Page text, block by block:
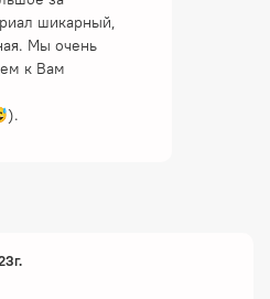
шикарный,
Мы очень
к Вам